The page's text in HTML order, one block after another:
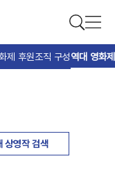
제 후원조직 구성역대 영화제
상영작 검색